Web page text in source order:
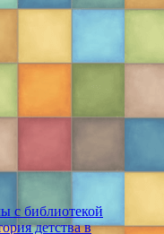
с библиотекой
детства в